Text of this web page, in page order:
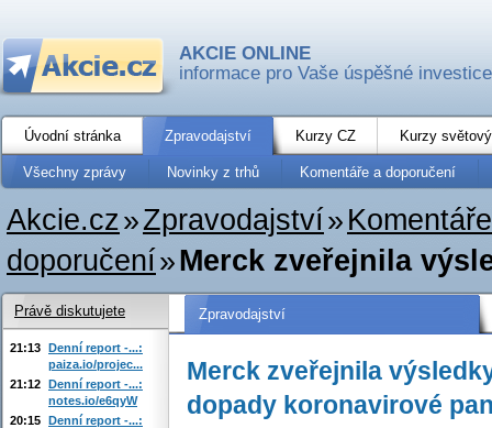
AKCIE ONLINE
informace pro Vaše úspěšné investice
Úvodní stránka Zpravodajství Kurzy CZ Kurzy
Všechny zprávy Novinky z trhů Komentáře a doporučení
Akcie.cz»Zpravodajství»
doporučení»Merck zveřejnila
Zpravodajství
Merck zveřejnila
dopady koronavirové
Právě diskutujete
21:13 Denní report -...:
paiza.io/projec...
21:12 Denní report -...:
notes.io/e6qyW
20:15 Denní report -...: